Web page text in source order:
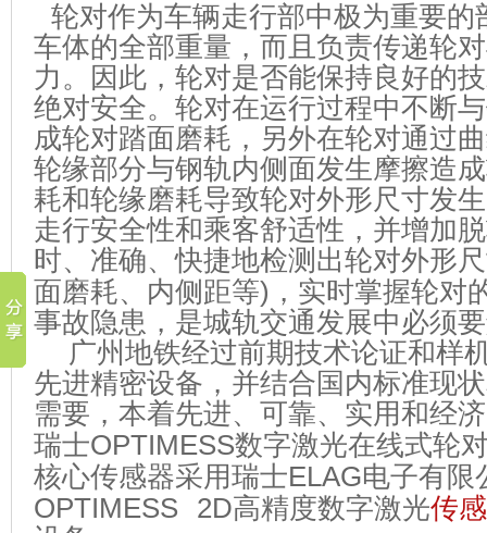
轮对作为车辆走行部中极为重要的
车体的全部重量，而且负责传递轮
力。因此，轮对是否能保持良好的
绝对安全。轮对在运行过程中不断
成轮对踏面磨耗，另外在轮对通过
轮缘部分与钢轨内侧面发生摩擦造
耗和轮缘磨耗导致轮对外形尺寸发
走行安全性和乘客舒适性，并增加
时、准确、快捷地检测出轮对外形
面磨耗、内侧距等) ，实时掌握轮对
事故隐患，是城轨交通发展中必须
广州地铁经过前期技术论证和样
先进精密设备，并结合国内标准现
需要，本着先进、可靠、实用和经
瑞士OPTIMESS数字激光在线式轮
核心传感器采用瑞士ELAG电子有限
OPTIMESS 2D高精度数字激光传